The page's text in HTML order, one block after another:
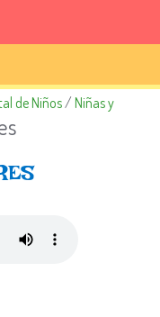
de Niños/ Niñas y